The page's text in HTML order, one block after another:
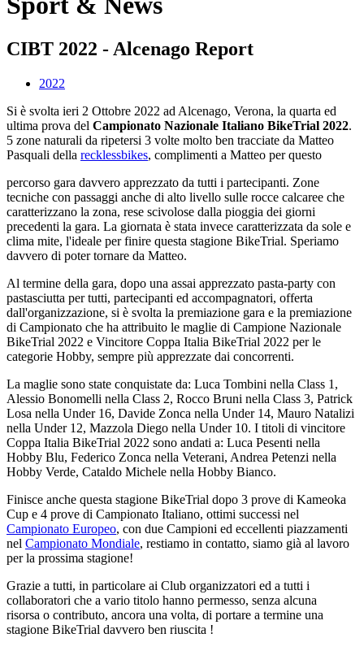
CIBT 2022 - Alcenago Report
2022
Si è svolta ieri 2 Ottobre 2022 ad Alcenago, Verona, la quarta ed
ultima prova del Campionato Nazionale Italiano BikeTrial 2022.
5 zone naturali da ripetersi 3 volte molto ben tracciate da Matteo
Pasquali della recklessbikes, complimenti a Matteo per questo
percorso gara davvero apprezzato da tutti i partecipanti. Zone
tecniche con passaggi anche di alto livello sulle rocce calcaree che
caratterizzano la zona, rese scivolose dalla pioggia dei giorni
precedenti la gara. La giornata è stata invece caratterizzata da sole e
clima mite, l'ideale per finire questa stagione BikeTrial. Speriamo
davvero di poter tornare da Matteo.
Al termine della gara, dopo una assai apprezzato pasta-party con
pastasciutta per tutti, partecipanti ed accompagnatori, offerta
dall'organizzazione, si è svolta la premiazione gara e la premiazione
di Campionato che ha attribuito le maglie di Campione Nazionale
BikeTrial 2022 e Vincitore Coppa Italia BikeTrial 2022 per le
categorie Hobby, sempre più apprezzate dai concorrenti.
La maglie sono state conquistate da: Luca Tombini nella Class 1,
Alessio Bonomelli nella Class 2, Rocco Bruni nella Class 3, Patrick
Losa nella Under 16, Davide Zonca nella Under 14, Mauro Natalizi
nella Under 12, Mazzola Diego nella Under 10. I titoli di vincitore
Coppa Italia BikeTrial 2022 sono andati a: Luca Pesenti nella
Hobby Blu, Federico Zonca nella Veterani, Andrea Petenzi nella
Hobby Verde, Cataldo Michele nella Hobby Bianco.
Finisce anche questa stagione BikeTrial dopo 3 prove di Kameoka
Cup e 4 prove di Campionato Italiano, ottimi successi nel
Campionato Europeo, con due Campioni ed eccellenti piazzamenti
nel Campionato Mondiale, restiamo in contatto, siamo già al lavoro
per la prossima stagione!
Grazie a tutti, in particolare ai Club organizzatori ed a tutti i
collaboratori che a vario titolo hanno permesso, senza alcuna
risorsa o contributo, ancora una volta, di portare a termine una
stagione BikeTrial davvero ben riuscita !